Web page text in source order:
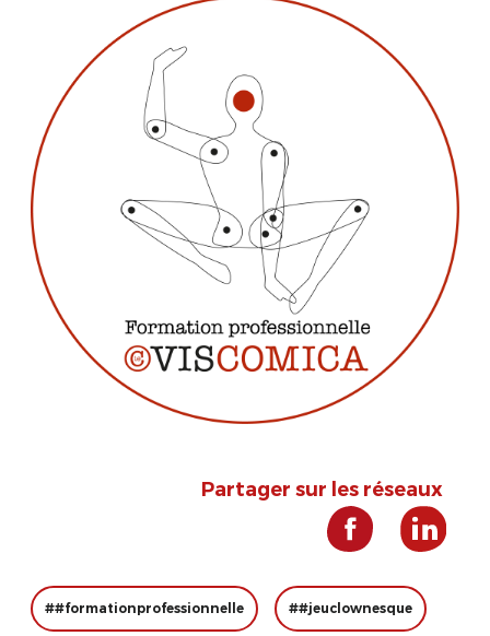
Partager sur les réseaux
##formationprofessionnelle ##jeuclownesque